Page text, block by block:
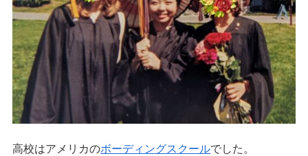
高校はアメリカのボーディングスクールでした。